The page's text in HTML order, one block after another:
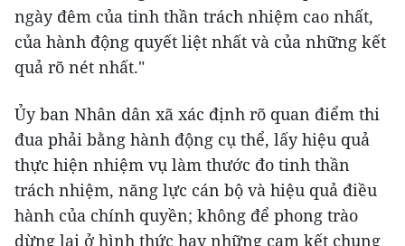
ngày đêm của tinh thần trách nhiệm cao nhất,
của hành động quyết liệt nhất và của những kết
quả rõ nét nhất."
Ủy ban Nhân dân xã xác định rõ quan điểm thi
đua phải bằng hành động cụ thể, lấy hiệu quả
thực hiện nhiệm vụ làm thước đo tinh thần
trách nhiệm, năng lực cán bộ và hiệu quả điều
hành của chính quyền; không để phong trào
dừng lại ở hình thức hay những cam kết chung